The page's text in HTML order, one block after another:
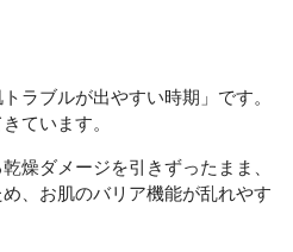
返りジェットコース70分✨広島若返
アジェットコース70分
ラブルが出やすい時期」です。
ています。
燥ダメージを引きずったまま、
、お肌のバリア機能が乱れやす